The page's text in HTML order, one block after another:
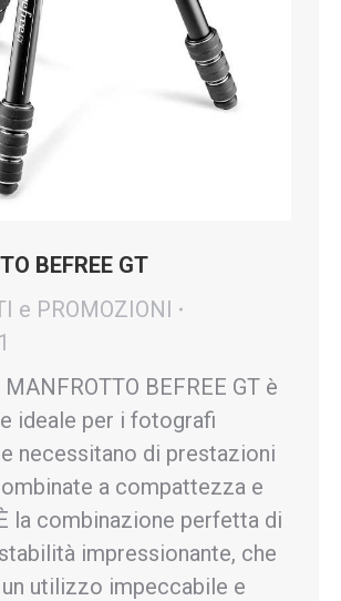
BEFREE GT
e PROMOZIONI
BEFREE GT è
ideale per i fotografi
necessitano di prestazioni
a compattezza e
la combinazione perfetta di
impressionante, che
utilizzo impeccabile e